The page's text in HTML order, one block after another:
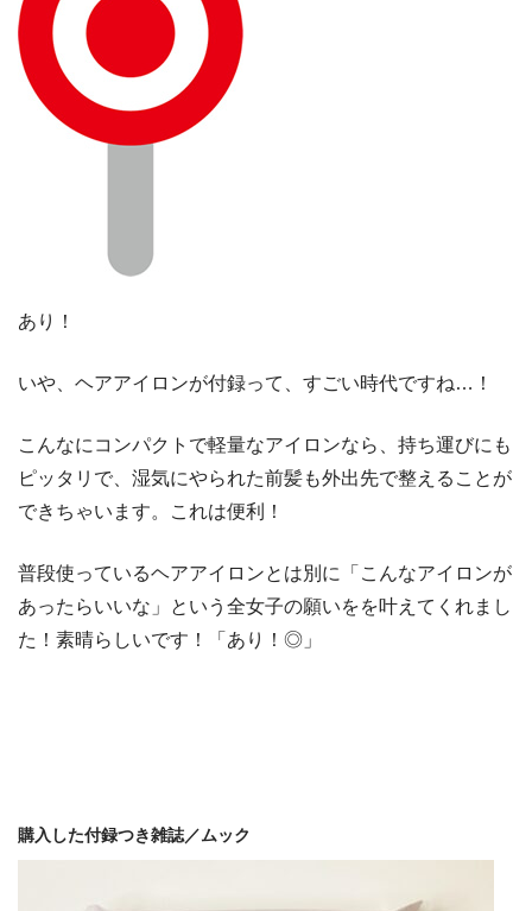
あり！
いや、ヘアアイロンが付録って、すごい時代ですね…！
こんなにコンパクトで軽量なアイロンなら、持ち運びにも
ピッタリで、湿気にやられた前髪も外出先で整えることが
できちゃいます。これは便利！
普段使っているヘアアイロンとは別に「こんなアイロンが
あったらいいな」という全女子の願いをを叶えてくれまし
た！素晴らしいです！「あり！◎」
購入した付録つき雑誌／ムック